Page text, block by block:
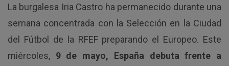
La burgalesa Iria Castro ha permanecido durante una
semana concentrada con la Selección en la Ciudad
del Fútbol de la RFEF preparando el Europeo. Este
miércoles, 9 de mayo, España debuta frente a